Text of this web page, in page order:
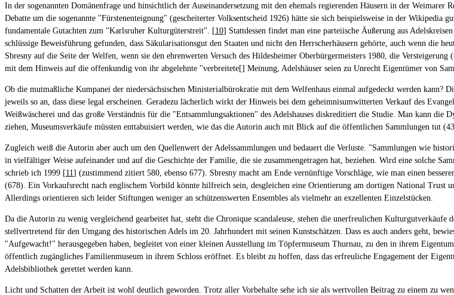
In der sogenannten Domänenfrage und hinsichtlich der Auseinandersetzung mit den ehemals regierenden Häusern in der
Debatte um die sogenannte "Fürstenenteignung" (gescheiterter Volksentscheid 1926) hätte sie sich beispielsweise in der Wikipedia
fundamentale Gutachten zum "Karlsruher Kulturgüterstreit". [10] Stattdessen findet man eine parteiische Äußerung aus
schlüssige Beweisführung gefunden, dass Säkularisationsgut den Staaten und nicht den Herrscherhäusern gehörte, auch wenn die
Sbresny auf die Seite der Welfen, wenn sie den ehrenwerten Versuch des Hildesheimer Oberbürgermeisters 1980, die
mit dem Hinweis auf die offenkundig von ihr abgelehnte "verbreitete[] Meinung, Adelshäuser seien zu Unrecht Eigentümer von
Ob die mutmaßliche Kumpanei der niedersächsischen Ministerialbürokratie mit dem Welfenhaus einmal aufgedeckt werden kann?
jeweils so an, dass diese legal erscheinen. Geradezu lächerlich wirkt der Hinweis bei dem geheimnisumwitterten Verkauf des
Weißwäscherei und das große Verständnis für die "Entsammlungsaktionen" des Adelshauses diskreditiert die Studie. Man kann die
ziehen, Museumsverkäufe müssten enttabuisiert werden, wie das die Autorin auch mit Blick auf die öffentlichen Sammlungen tut
Zugleich weiß die Autorin aber auch um den Quellenwert der Adelssammlungen und bedauert die Verluste. "Sammlungen wie
in vielfältiger Weise aufeinander und auf die Geschichte der Familie, die sie zusammengetragen hat, beziehen. Wird eine solche
schrieb ich 1999 [11 ] (zustimmend zitiert 580, ebenso 677). Sbresny macht am Ende vernünftige Vorschläge, wie man einen
(678). Ein Vorkaufsrecht nach englischem Vorbild könnte hilfreich sein, desgleichen eine Orientierung am dortigen National Trust
Allerdings orientieren sich leider Stiftungen weniger an schützenswerten Ensembles als vielmehr an exzellenten Einzelstücken.
Da die Autorin zu wenig vergleichend gearbeitet hat, steht die Chronique scandaleuse, stehen die unerfreulichen Kulturgutverkäufe
stellvertretend für den Umgang des historischen Adels im 20. Jahrhundert mit seinen Kunstschätzen. Dass es auch anders geht,
"Aufgewacht!" herausgegeben haben, begleitet von einer kleinen Ausstellung im Töpfermuseum Thurnau, zu den in ihrem
öffentlich zugängliches Familienmuseum in ihrem Schloss eröffnet. Es bleibt zu hoffen, dass das erfreuliche Engagement der
Adelsbibliothek gerettet werden kann.
Licht und Schatten der Arbeit ist wohl deutlich geworden. Trotz aller Vorbehalte sehe ich sie als wertvollen Beitrag zu einem zu